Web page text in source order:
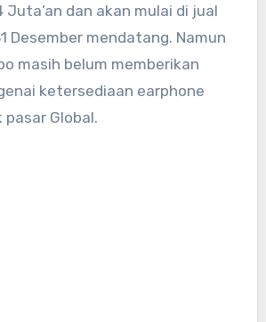
Juta’an dan akan mulai di jual
Desember mendatang. Namun
masih belum memberikan
ketersediaan earphone
Global.